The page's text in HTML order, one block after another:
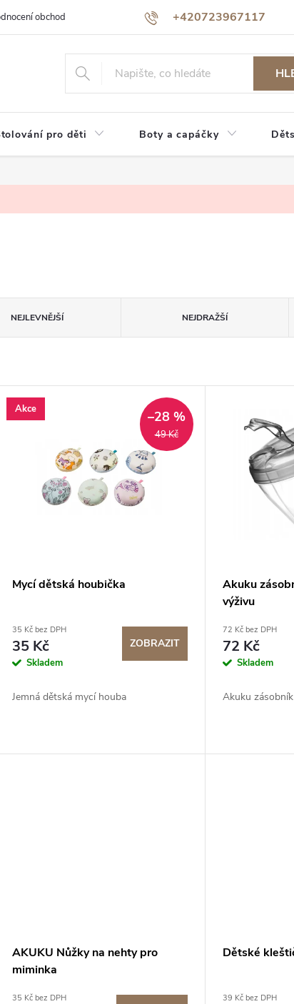
+420723967117
obchodu Jak nakupovat Reklamace a vrácení zboží
pro děti Boty a capáčky
NEJLEVNĚJŠÍ NEJDRAŽŠÍ
Akce
49 Kč
–28 %
Mycí dětská houbička
35 Kč bez DPH
35 Kč
Skladem
ZOBRAZIT
Jemná dětská mycí houba
Akuku
výživu
72 Kč bez DPH
72 Kč
Skladem
Akuku
AKUKU Nůžky na nehty pro
miminka
35 Kč bez DPH
Dětské
39 Kč bez DPH